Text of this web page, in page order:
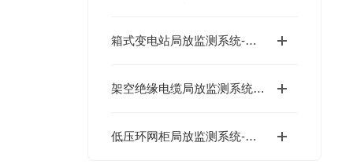
箱式变电站局放监测系统-低成本
架空绝缘电缆局放监测系统-低成本
低压环网柜局放监测系统-数字运维